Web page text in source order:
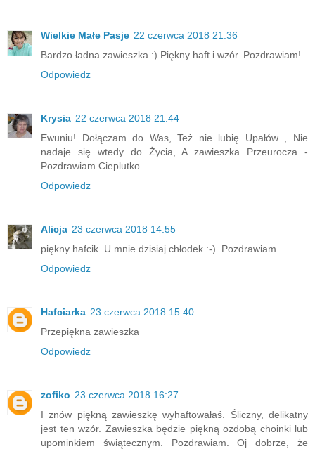
Wielkie Małe Pasje 22 czerwca 2018 21:36
Bardzo ładna zawieszka :) Piękny haft i wzór. Pozdrawiam!
Odpowiedz
Krysia 22 czerwca 2018 21:44
Ewuniu! Dołączam do Was, Też nie lubię Upałów , Nie
nadaje się wtedy do Życia, A zawieszka Przeurocza -
Pozdrawiam Cieplutko
Odpowiedz
Alicja 23 czerwca 2018 14:55
piękny hafcik. U mnie dzisiaj chłodek :-). Pozdrawiam.
Odpowiedz
Hafciarka 23 czerwca 2018 15:40
Przepiękna zawieszka
Odpowiedz
zofiko 23 czerwca 2018 16:27
I znów piękną zawieszkę wyhaftowałaś. Śliczny, delikatny
jest ten wzór. Zawieszka będzie piękną ozdobą choinki lub
upominkiem świątecznym. Pozdrawiam. Oj dobrze, że